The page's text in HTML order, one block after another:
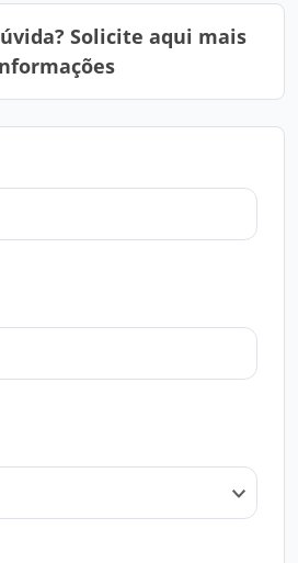
Solicite aqui mais